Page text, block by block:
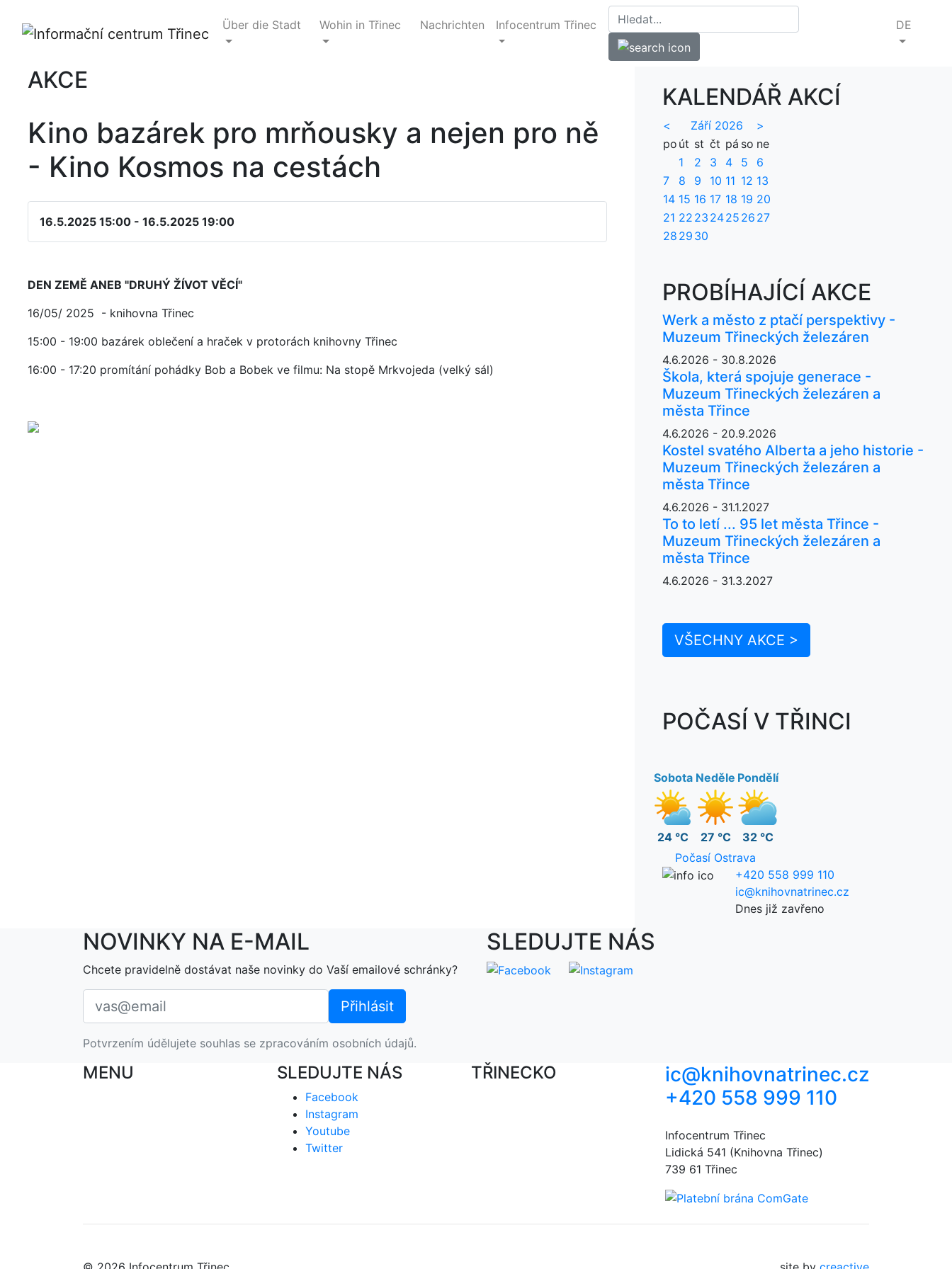
Über die Stadt Wohin in Třinec Nachrichten Infocentrum Třinec DE
AKCE
Kino bazárek pro mrňousky a nejen pro ně
- Kino Kosmos na cestách
16.5.2025 15:00 - 16.5.2025 19:00
DEN ZEMĚ ANEB "DRUHÝ ŽÍVOT VĚCÍ"
16/05/ 2025 - knihovna Třinec
15:00 - 19:00 bazárek oblečení a hraček v protorách knihovny Třinec
16:00 - 17:20 promítání pohádky Bob a Bobek ve filmu: Na stopě Mrkvojeda (velký sál)
KALENDÁŘ AKCÍ
< Září 2026
>
po út st čt pá so ne
1
2 3 4 5
6
7
8 9 10 11 12 13
14 15 16 17 18 19 20
21 22 23 2425 26 27
28 29 30
PROBÍHAJÍCÍ AKCE
Werk a město z ptačí perspektivy -
Muzeum Třineckých železáren
4.6.2026 - 30.8.2026
Škola, která spojuje generace -
Muzeum Třineckých železáren a
města Třince
4.6.2026 - 20.9.2026
Kostel svatého Alberta a jeho historie -
Muzeum Třineckých železáren a
města Třince
4.6.2026 - 31.1.2027
To to letí ... 95 let města Třince -
Muzeum Třineckých železáren a
města Třince
4.6.2026 - 31.3.2027
VŠECHNY AKCE >
POČASÍ V TŘINCI
Sobota
24 °C
Neděle
27 °C
Pondělí
32 °C
Počasí Ostrava
+420 558 999 110
ic@knihovnatrinec.cz
Dnes již zavřeno
NOVINKY NA E-MAIL
Chcete pravidelně dostávat naše novinky do Vaší emailové schránky?
Potvrzením údělujete souhlas se zpracováním osobních údajů.
SLEDUJTE NÁS
MENU SLEDUJTE NÁS
Facebook
Instagram
Youtube
Twitter
TŘINECKO
ic@knihovnatrinec.cz
+420 558 999 110
Infocentrum Třinec
Lidická 541 (Knihovna Třinec)
739 61 Třinec